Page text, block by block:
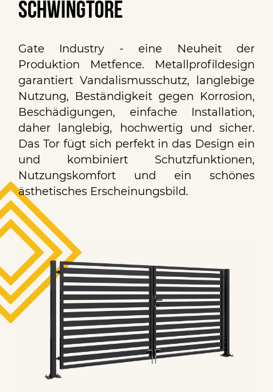
Schwingtore
Gate Industry - eine Neuheit der
Produktion Metfence. Metallprofildesign
garantiert Vandalismusschutz, langlebige
Nutzung, Beständigkeit gegen Korrosion,
Beschädigungen, einfache Installation,
daher langlebig, hochwertig und sicher.
Das Tor fügt sich perfekt in das Design ein
und kombiniert Schutzfunktionen,
Nutzungskomfort und ein schönes
ästhetisches Erscheinungsbild.